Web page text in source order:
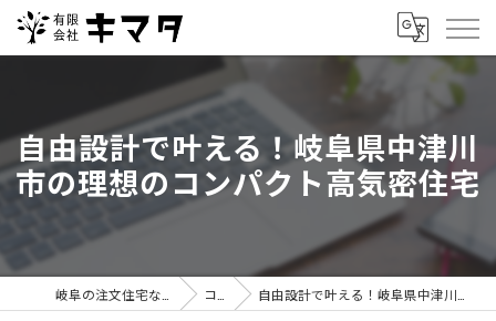
自由設計で叶える！岐阜県中津川
市の理想のコンパクト高気密住宅
コラム 自由設計で叶える！岐阜県中津川市の理想のコンパクト高気密住宅